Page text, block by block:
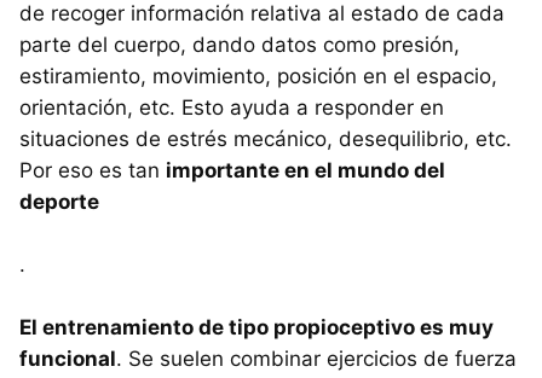
de recoger información relativa al estado de cada
parte del cuerpo, dando datos como presión,
estiramiento, movimiento, posición en el espacio,
orientación, etc. Esto ayuda a responder en
situaciones de estrés mecánico, desequilibrio, etc.
Por eso es tan importante en el mundo del
deporte
.
El entrenamiento de tipo propioceptivo es muy
funcional. Se suelen combinar ejercicios de fuerza